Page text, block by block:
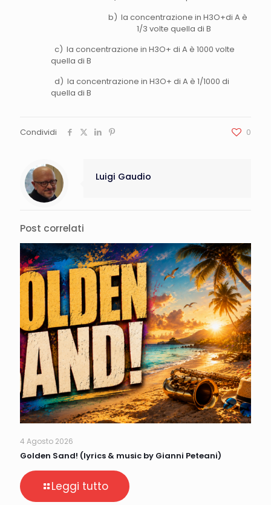
b) la concentrazione in H3O+di A è
1/3 volte quella di B
c) la concentrazione in H3O+ di A è 1000 volte
quella di B
d) la concentrazione in H3O+ di A è 1/1000 di
quella di B
Condividi 0
Luigi Gaudio
Post correlati
4 Agosto 2026
Golden Sand! (lyrics & music by Gianni Peteani)
Leggi tutto